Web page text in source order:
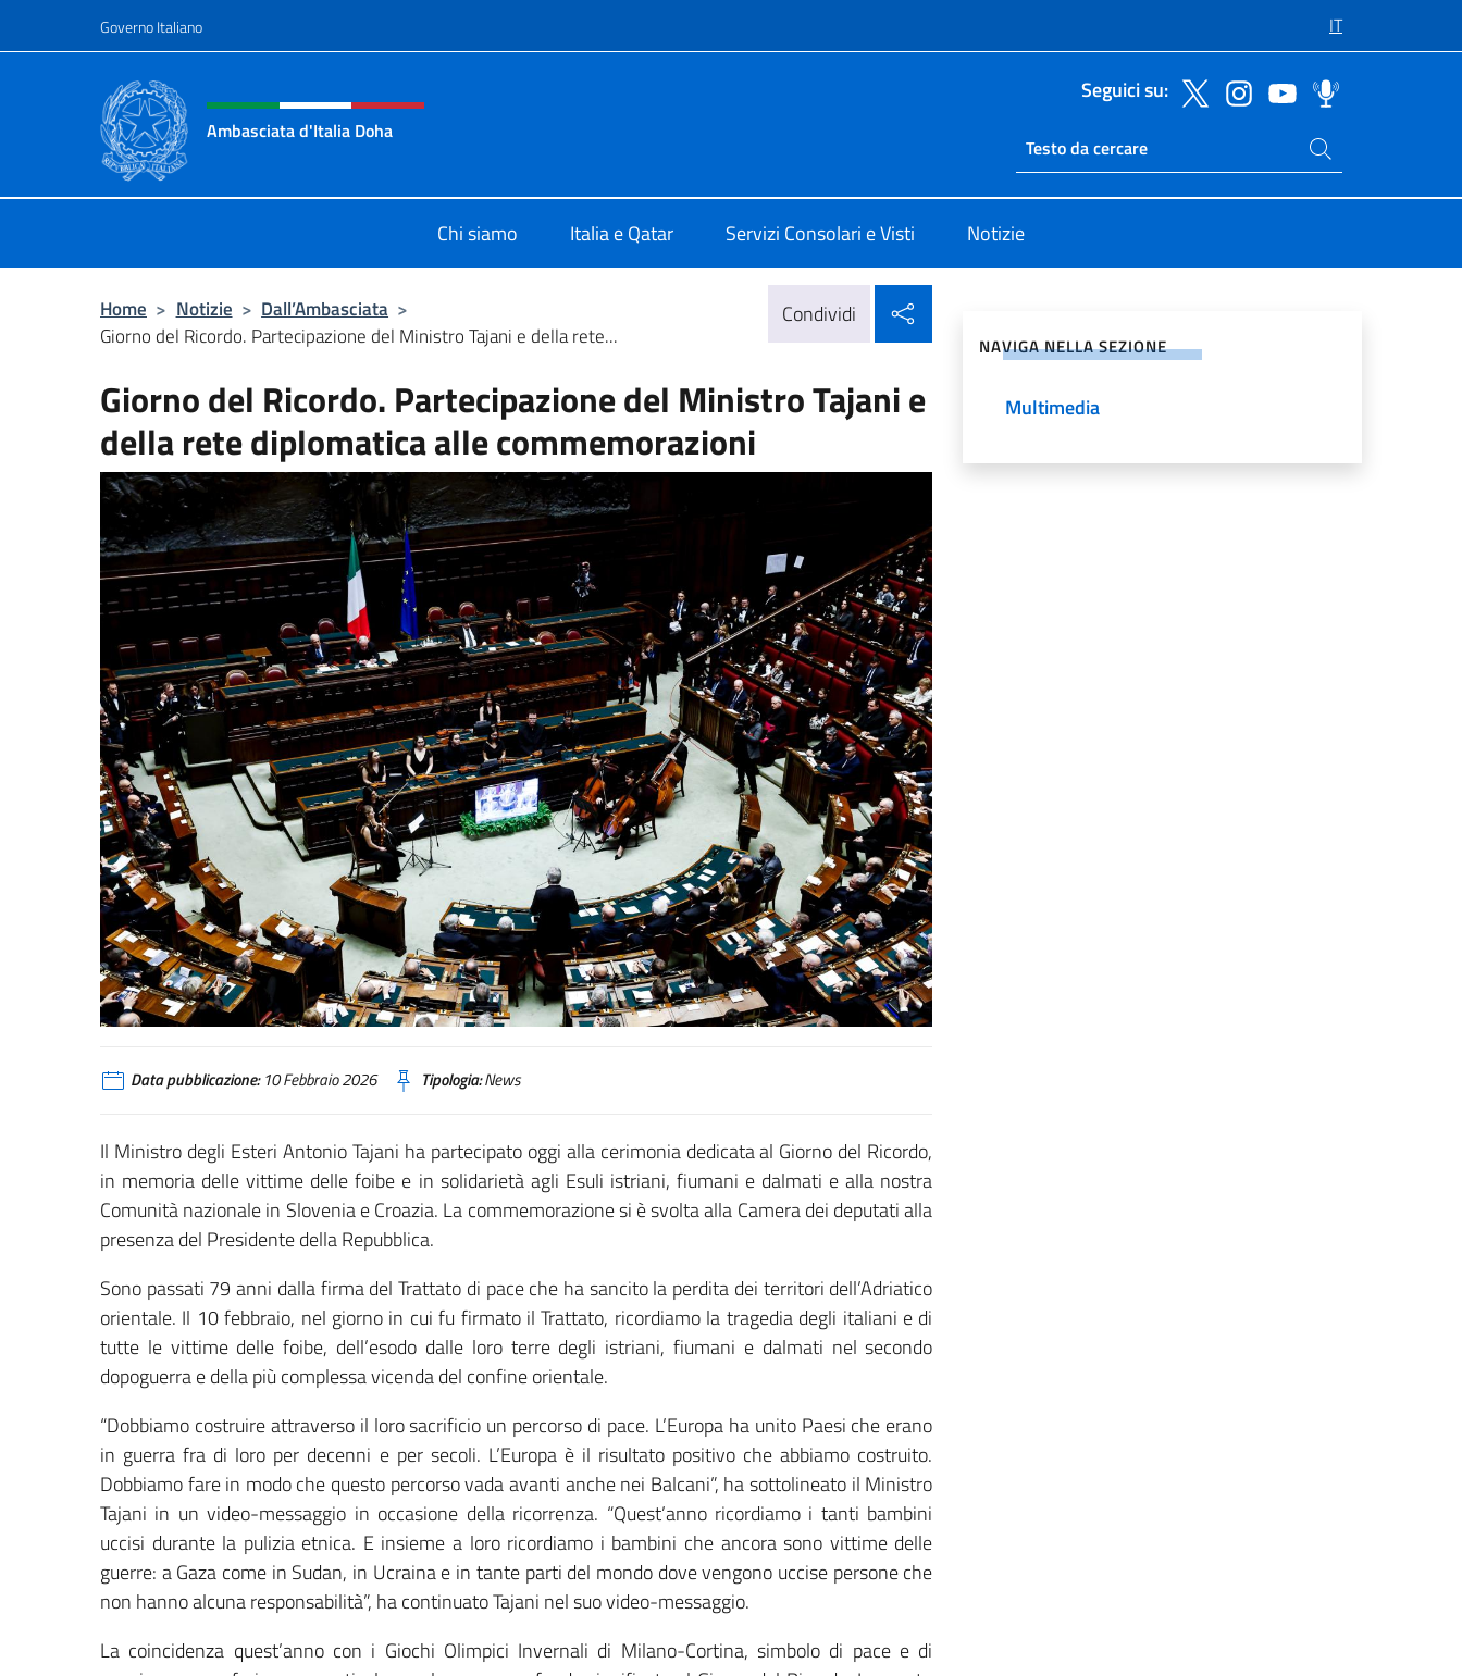
Governo Italiano IT
Intestazione sito, social e menù
Ambasciata d'Italia Doha
Seguici su:
Ricerca sito live
Cerca nel sito
Chi siamo Italia e Qatar Servizi Consolari e Visti Notizie
Home > Notizie > Dall’Ambasciata >
Giorno del Ricordo. Partecipazione del Ministro Tajani e della rete...
Condividi
Giorno del Ricordo. Partecipazione del Ministro Tajani e
della rete diplomatica alle commemorazioni
Data pubblicazione:10 Febbraio 2026 Tipologia:News
Il Ministro degli Esteri Antonio Tajani ha partecipato oggi alla cerimonia dedicata al Giorno del Ricordo,
in memoria delle vittime delle foibe e in solidarietà agli Esuli istriani, fiumani e dalmati e alla nostra
Comunità nazionale in Slovenia e Croazia. La commemorazione si è svolta alla Camera dei deputati alla
presenza del Presidente della Repubblica.
Sono passati 79 anni dalla firma del Trattato di pace che ha sancito la perdita dei territori dell’Adriatico
orientale. Il 10 febbraio, nel giorno in cui fu firmato il Trattato, ricordiamo la tragedia degli italiani e di
tutte le vittime delle foibe, dell’esodo dalle loro terre degli istriani, fiumani e dalmati nel secondo
dopoguerra e della più complessa vicenda del confine orientale.
“Dobbiamo costruire attraverso il loro sacrificio un percorso di pace. L’Europa ha unito Paesi che erano
in guerra fra di loro per decenni e per secoli. L’Europa è il risultato positivo che abbiamo costruito.
Dobbiamo fare in modo che questo percorso vada avanti anche nei Balcani”, ha sottolineato il Ministro
Tajani in un video-messaggio in occasione della ricorrenza. “Quest’anno ricordiamo i tanti bambini
uccisi durante la pulizia etnica. E insieme a loro ricordiamo i bambini che ancora sono vittime delle
guerre: a Gaza come in Sudan, in Ucraina e in tante parti del mondo dove vengono uccise persone che
non hanno alcuna responsabilità”, ha continuato Tajani nel suo video-messaggio.
La coincidenza quest’anno con i Giochi Olimpici Invernali di Milano-Cortina, simbolo di pace e di
NAVIGA NELLA SEZIONE
Multimedia